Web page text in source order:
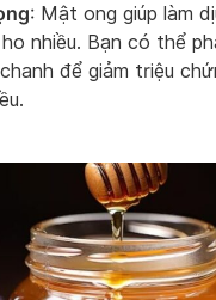
: Mật ong giúp làm
nhiều. Bạn có thể
để giảm triệu